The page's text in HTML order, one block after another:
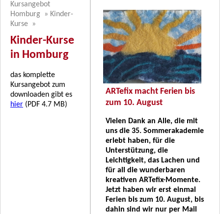
Kursangebot
Homburg
» Kinder-
Kurse
»
Kinder-Kurse
in Homburg
das komplette
Kursangebot zum
downloaden gibt es
hier (PDF 4.7 MB)
ARTefix macht Ferien bis
zum 10. August
Vielen Dank an Alle, die mit
uns die 35. Sommerakademie
erlebt haben, für die
Unterstützung, die
Leichtigkeit, das Lachen und
für all die wunderbaren
kreativen ARTefix-Momente.
Jetzt haben wir erst einmal
Ferien bis zum 10. August, bis
dahin sind wir nur per Mail